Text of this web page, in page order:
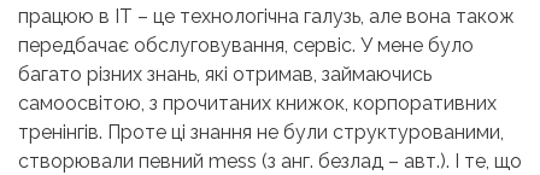
працюю в ІТ – це технологічна галузь, але вона також
передбачає обслуговування, сервіс. У мене було
багато різних знань, які отримав, займаючись
самоосвітою, з прочитаних книжок, корпоративних
тренінгів. Проте ці знання не були структурованими,
створювали певний mess (з анг. безлад – авт.). І те, що